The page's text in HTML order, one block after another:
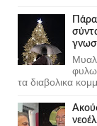
Πάρα
τα διαβολικα